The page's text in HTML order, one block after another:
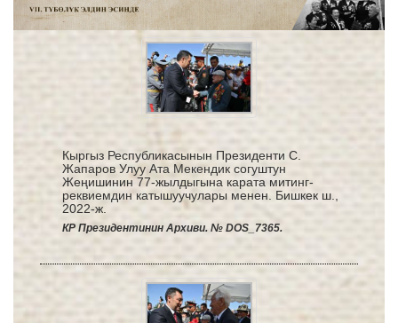
Кыргыз Республикасынын Президенти С.
Жапаров Улуу Ата Мекендик согуштун
Жеңишинин 77-жылдыгына карата митинг-
реквиемдин катышуучулары менен. Бишкек ш.,
2022-ж.
КР Президентинин Архиви. № DOS_7365.